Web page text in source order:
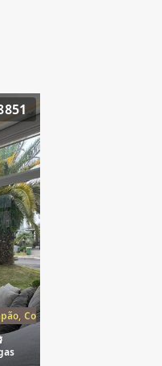
Condomínio Condado de